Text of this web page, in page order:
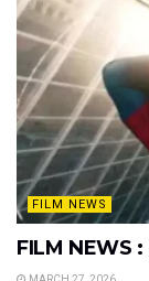
FILM NEWS
FILM NEWS